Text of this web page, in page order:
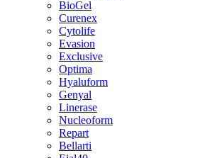
BioGel
Curenex
Cytolife
Evasion
Exclusive
Optima
Hyaluform
Genyal
Linerase
Nucleoform
Repart
Bellarti